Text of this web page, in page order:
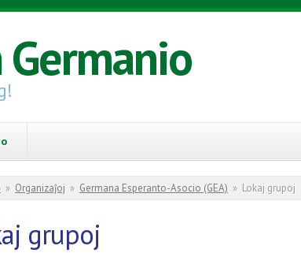
are here
» Organizaĵoj » Germana Esperanto-Asocio (GEA) » Lokaj grupoj
grupoj